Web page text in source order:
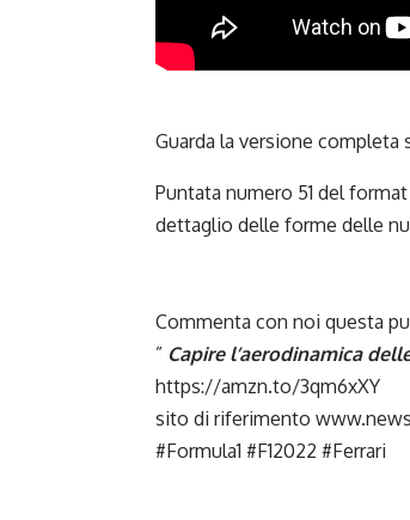
Guarda la versione completa
Puntata numero 51 del
dettaglio delle forme delle
Commenta con noi questa
” Capire l’aerodinamica
https://amzn.to/3qm6xXY
sito di riferimento
#Formula1 #F12022 #Ferrari